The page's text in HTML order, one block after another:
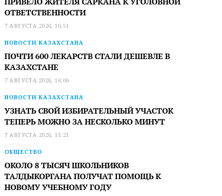
ОТВЕТСТВЕННОСТИ
7 АВГУСТА 2026, 16:51
НОВОСТИ КАЗАХСТАНА
ПОЧТИ 600 ЛЕКАРСТВ СТАЛИ ДЕШЕВЛЕ В
КАЗАХСТАНЕ
7 АВГУСТА 2026, 16:06
НОВОСТИ КАЗАХСТАНА
УЗНАТЬ СВОЙ ИЗБИРАТЕЛЬНЫЙ УЧАСТОК
ТЕПЕРЬ МОЖНО ЗА НЕСКОЛЬКО МИНУТ
7 АВГУСТА 2026, 15:21
ОБЩЕСТВО
ОКОЛО 8 ТЫСЯЧ ШКОЛЬНИКОВ
ТАЛДЫКОРГАНА ПОЛУЧАТ ПОМОЩЬ К
НОВОМУ УЧЕБНОМУ ГОДУ